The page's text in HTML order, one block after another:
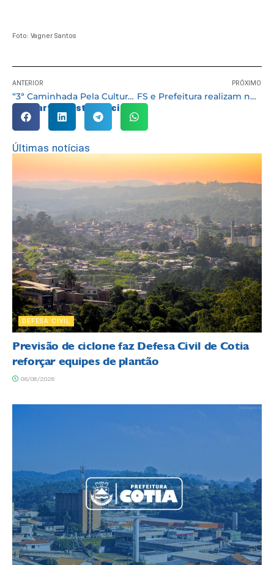
Foto: Vagner Santos
ANTERIOR
“3ª Caminhada Pela Cultura de Paz de Cotia” este ano será nacional
PRÓXIMO
FS e Prefeitura realizam novas entregas do “Mãe Cotiana” “Novo Olhar” e “Além do Som”
Compartilhe esta notícia:
Últimas notícias
DEFESA CIVIL
Previsão de ciclone faz Defesa Civil de Cotia
reforçar equipes de plantão
06/08/2026